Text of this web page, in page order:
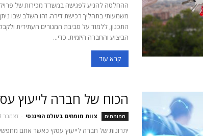
ההחלטה להגיע לפגישה במשרד מכירות של
משמעותי בתהליך רכישת דירה. זהו השלב שבו
התכנון, ללמוד על סביבת המגורים העתידית
הביצוע והחברה היזמית. כדי...
קרא עוד
הכוח של חברה לייעוץ
המומחים צוות מומחים בעולם הפיננסי - דצמבר 18, 2025
יתרונות של חברה לייעוץ עסקי כאשר אתם